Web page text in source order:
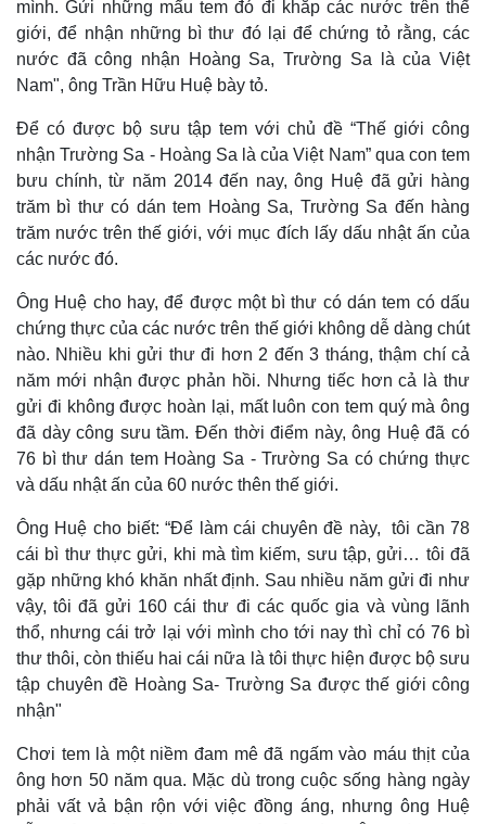
mình. Gửi những mẩu tem đó đi khắp các nước trên thế
giới, để nhận những bì thư đó lại để chứng tỏ rằng, các
nước đã công nhận Hoàng Sa, Trường Sa là của Việt
Nam", ông Trần Hữu Huệ bày tỏ.
Để có được bộ sưu tập tem với chủ đề “Thế giới công
nhận Trường Sa - Hoàng Sa là của Việt Nam” qua con tem
bưu chính, từ năm 2014 đến nay, ông Huệ đã gửi hàng
trăm bì thư có dán tem Hoàng Sa, Trường Sa đến hàng
trăm nước trên thế giới, với mục đích lấy dấu nhật ấn của
các nước đó.
Ông Huệ cho hay, để được một bì thư có dán tem có dấu
chứng thực của các nước trên thế giới không dễ dàng chút
nào. Nhiều khi gửi thư đi hơn 2 đến 3 tháng, thậm chí cả
năm mới nhận được phản hồi. Nhưng tiếc hơn cả là thư
gửi đi không được hoàn lại, mất luôn con tem quý mà ông
đã dày công sưu tầm. Đến thời điểm này, ông Huệ đã có
76 bì thư dán tem Hoàng Sa - Trường Sa có chứng thực
và dấu nhật ấn của 60 nước thên thế giới.
Ông Huệ cho biết: “Để làm cái chuyên đề này, tôi cần 78
cái bì thư thực gửi, khi mà tìm kiếm, sưu tập, gửi… tôi đã
gặp những khó khăn nhất định. Sau nhiều năm gửi đi như
vậy, tôi đã gửi 160 cái thư đi các quốc gia và vùng lãnh
thổ, nhưng cái trở lại với mình cho tới nay thì chỉ có 76 bì
thư thôi, còn thiếu hai cái nữa là tôi thực hiện được bộ sưu
tập chuyên đề Hoàng Sa- Trường Sa được thế giới công
nhận"
Chơi tem là một niềm đam mê đã ngấm vào máu thịt của
ông hơn 50 năm qua. Mặc dù trong cuộc sống hàng ngày
phải vất vả bận rộn với việc đồng áng, nhưng ông Huệ